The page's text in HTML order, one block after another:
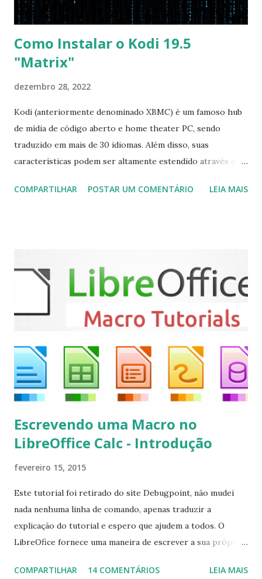
Como Instalar o Kodi 19.5
"Matrix"
dezembro 28, 2022
Kodi (anteriormente denominado XBMC) é um famoso hub
de mídia de código aberto e home theater PC, sendo
traduzido em mais de 30 idiomas. Além disso, suas
características podem ser altamente estendido através de
(personal video recorder). A versão final do Kodi 19.5
sudo apt-get install kodi Use o comando a seguir para
instalar codecs de áudio e outros complementos,
executando: $ sudo apt-get install --install-suggests
kodi Para remover, execute: $ sudo apt-get remove
COMPARTILHAR POSTAR UM COMENTÁRIO LEIA MAIS
Escrevendo uma Macro no
LibreOffice Calc - Introdução
fevereiro 15, 2015
Este tutorial foi retirado do site Debugpoint, não mudei
nada nenhuma linha de comando, apenas traduzir a
explicação do tutorial e espero que ajudem a todos. O
LibreOfice fornece uma maneira de escrever a sua própria
aplicativo de escritório. Você pode usar Python ou Basic
COMPARTILHAR 14 COMENTÁRIOS LEIA MAIS